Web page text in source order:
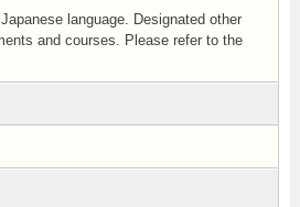
language. Designated other
and courses. Please refer to the